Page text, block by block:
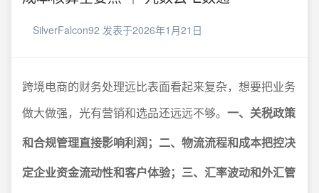
SilverFalcon92 发表于2026年1月21日
跨境电商的财务处理远比表面看起来复杂，想要把业务
做大做强，光有营销和选品还远远不够。 一、关税政策
和合规管理直接影响利润；二、物流流程和成本把控决
定企业资金流动性和客户体验；三、汇率波动和外汇管